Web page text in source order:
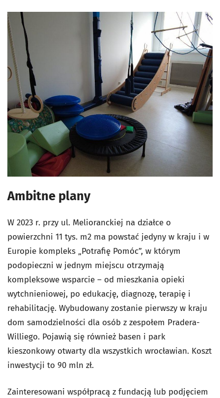
Ambitne plany
W 2023 r. przy ul. Melioranckiej na działce o
powierzchni 11 tys. m2 ma powstać jedyny w kraju i w
Europie kompleks „Potrafię Pomóc”, w którym
podopieczni w jednym miejscu otrzymają
kompleksowe wsparcie – od mieszkania opieki
wytchnieniowej, po edukację, diagnozę, terapię i
rehabilitację. Wybudowany zostanie pierwszy w kraju
dom samodzielności dla osób z zespołem Pradera-
Williego. Pojawią się również basen i park
kieszonkowy otwarty dla wszystkich wrocławian. Koszt
inwestycji to 90 mln zł.
Zainteresowani współpracą z fundacją lub podjęciem